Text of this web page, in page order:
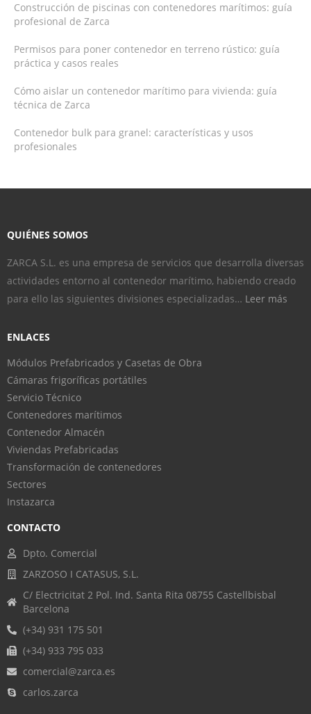
Construcción de piscinas con contenedores marítimos: guía
profesional de Zarca
Permisos para poner contenedor en terreno rústico: guía
práctica y casos reales
Cómo aislar un contenedor marítimo para vivienda: guía
técnica de Zarca
Contenedor bulk para granel: características y usos
profesionales
QUIÉNES SOMOS
ZARCA S.L. es una empresa de servicios que desarrolla diversas
actividades entorno al contenedor marítimo, habiendo creado
para ello las siguientes divisiones especializadas… Leer más
ENLACES
Módulos Prefabricados y Casetas de Obra
Cámaras frigoríficas portátiles
Servicio Técnico
Contenedores marítimos
Contenedor Almacén
Viviendas Prefabricadas
Transformación de contenedores
Sectores
Instazarca
CONTACTO
Dpto. Comercial
ZARZOSO I CATASUS, S.L.
C/ Electricitat 2 Pol. Ind. Santa Rita 08755 Castellbisbal
Barcelona
(+34) 931 175 501
(+34) 933 795 033
comercial@zarca.es
carlos.zarca